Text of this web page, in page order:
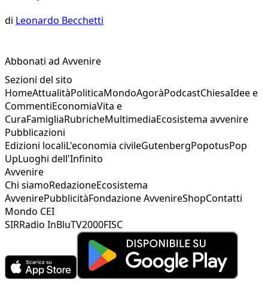
di Leonardo Becchetti
Abbonati ad Avvenire
Sezioni del sito
HomeAttualitàPoliticaMondoAgoràPodcastChiesaIdee e
CommentiEconomiaVita e
CuraFamigliaRubricheMultimediaEcosistema avvenire
Pubblicazioni
Edizioni localiL'economia civileGutenbergPopotusPop
UpLuoghi dell'Infinito
Avvenire
Chi siamoRedazioneEcosistema
AvvenirePubblicitàFondazione AvvenireShopContatti
Mondo CEI
SIRRadio InBluTV2000FISC